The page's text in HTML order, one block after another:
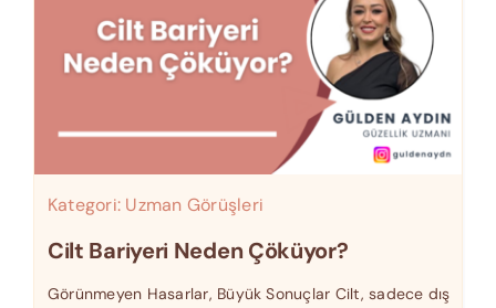
Kategori: Uzman Görüşleri
Cilt Bariyeri Neden Çöküyor?
Görünmeyen Hasarlar, Büyük Sonuçlar Cilt, sadece dış